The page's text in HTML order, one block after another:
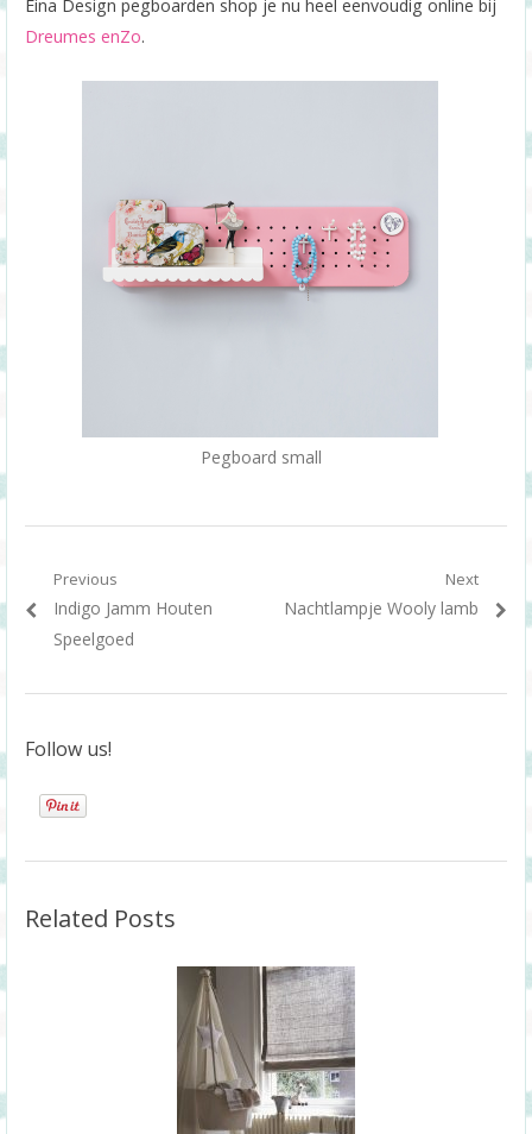
Eina Design pegboarden shop je nu heel eenvoudig online bij
Dreumes enZo.
Pegboard small
Berichtnavigatie
Previous
Previous
post:
Indigo Jamm Houten
Speelgoed
Next
Next
Nachtlampje Wooly lamb
Follow us!
Related Posts